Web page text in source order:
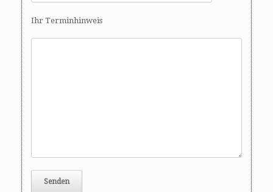
Ihr Terminhinweis